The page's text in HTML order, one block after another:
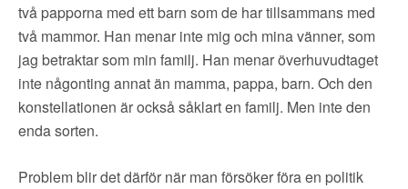
två papporna med ett barn som de har tillsammans med
två mammor. Han menar inte mig och mina vänner, som
jag betraktar som min familj. Han menar överhuvudtaget
inte någonting annat än mamma, pappa, barn. Och den
konstellationen är också såklart en familj. Men inte den
enda sorten.
Problem blir det därför när man försöker föra en politik